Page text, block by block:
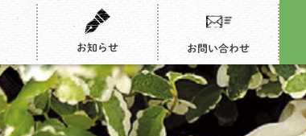
お知らせ お問い合わせ